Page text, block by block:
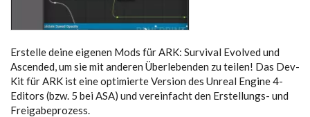
Erstelle deine eigenen Mods für ARK: Survival Evolved und
Ascended, um sie mit anderen Überlebenden zu teilen! Das Dev-
Kit für ARK ist eine optimierte Version des Unreal Engine 4-
Editors (bzw. 5 bei ASA) und vereinfacht den Erstellungs- und
Freigabeprozess.